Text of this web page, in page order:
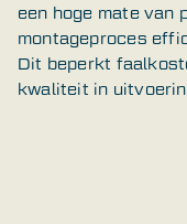
een hoge mate van
montageproces
Dit beperkt
kwaliteit in